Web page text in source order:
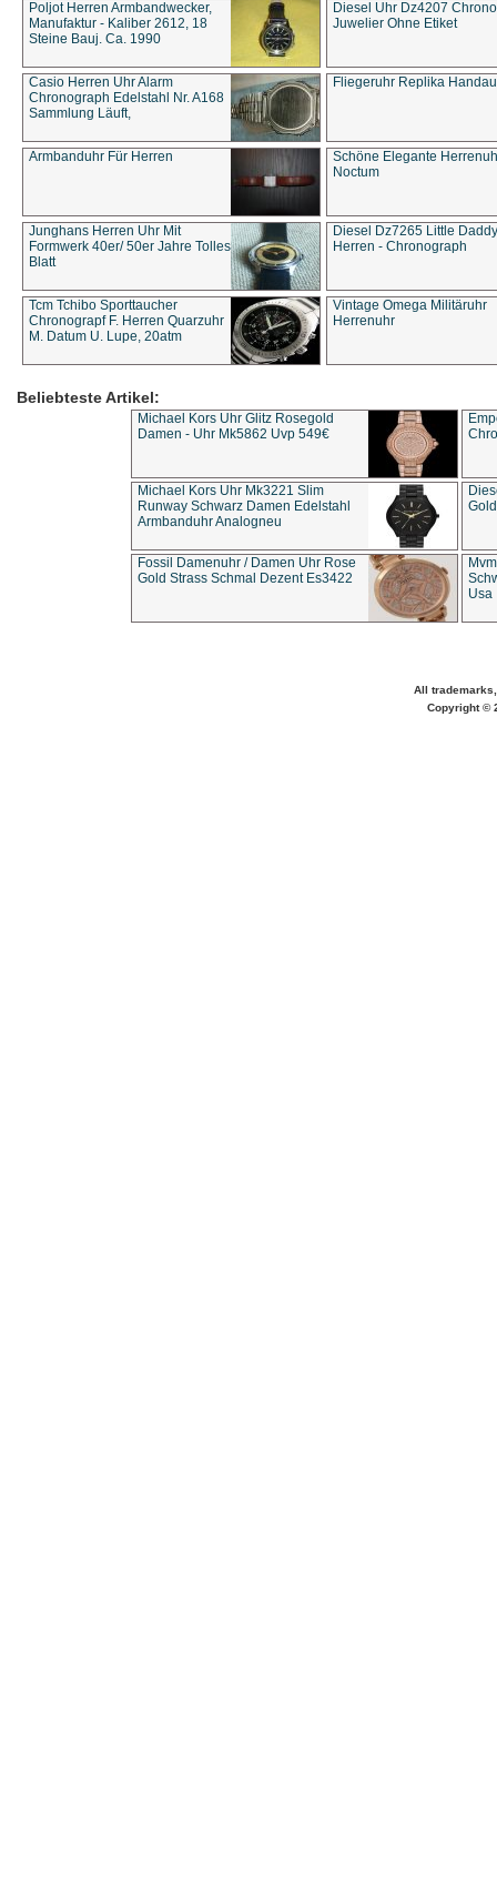
Poljot Herren Armbandwecker,
Manufaktur - Kaliber 2612, 18
Steine Bauj. Ca. 1990
Diesel Uhr Dz4207
Juwelier Ohne Etiket
Casio Herren Uhr Alarm
Chronograph Edelstahl Nr. A168
Sammlung Läuft,
Fliegeruhr Replika
Armbanduhr Für Herren
Schöne Elegante
Noctum
Junghans Herren Uhr Mit
Formwerk 40er/ 50er Jahre Tolles
Blatt
Diesel Dz7265 Little Daddy
Herren - Chronograph
Tcm Tchibo Sporttaucher
Chronograpf F. Herren Quarzuhr
M. Datum U. Lupe, 20atm
Vintage Omega Militäruhr
Herrenuhr
Beliebteste Artikel:
Michael Kors Uhr Glitz Rosegold
Damen - Uhr Mk5862 Uvp 549€
Michael Kors Uhr Mk3221 Slim
Runway Schwarz Damen Edelstahl
Armbanduhr Analogneu
Fossil Damenuhr / Damen Uhr Rose
Gold Strass Schmal Dezent Es3422
Usa
All
Copyright ©